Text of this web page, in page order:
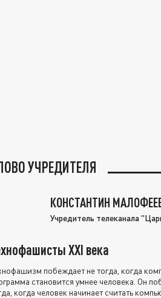
УЧРЕДИТЕЛЯ
КОНСТАНТИН
Учредитель телеканала
XXI века
побеждает не тогда, когда
становится умнее человека. Он
когда человек начинает считать